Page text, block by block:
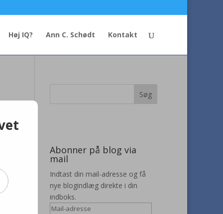
Høj IQ? Ann C. Schødt Kontakt
Abonner på blog via
mail
Indtast din mail-adresse og få
nye blogindlæg direkte i din
indboks.
Mail-